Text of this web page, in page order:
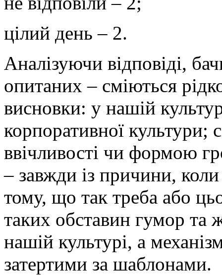
цілий день – 2.
Аналізуючи відповіді,
опитаних – сміються
висновки: у нашій
корпоративної
ввічливості чи формою
– завжди із причини,
тому, що так треба або
таких обставин гумор та
нашій культурі, а
затертими за шаблонами.